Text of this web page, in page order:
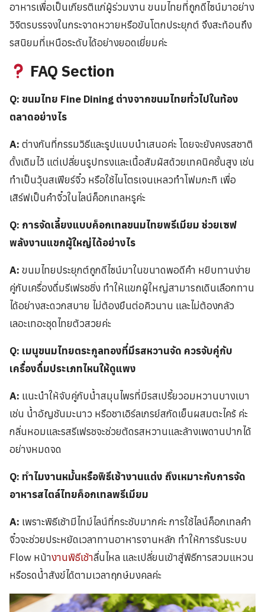
อาหารเพื่อเป็นเกียรติแก่ผู้ร่วมงาน ขนมไทยที่ถูกดีไซน์มาอย่าง
วิจิตรบรรจงในกระจาดหวายหรือขันโตกประยุกต์ จึงสะท้อนถึง
รสนิยมที่เหนือระดับได้อย่างยอดเยี่ยมค่ะ
FAQ Section
Q: ขนมไทย Fine Dining ต่างจากขนมไทยทั่วไปในท้อง
ตลาดอย่างไร
A: ต่างกันที่กรรมวิธีและรูปแบบนำเสนอค่ะ โดยจะยังคงรสชาติ
ดั้งเดิมไว้ แต่เปลี่ยนรูปทรงและเนื้อสัมผัสด้วยเทคนิคชั้นสูง เช่น
ทำเป็นวุ้นสเฟียร์จิ๋ว หรือใช้ไนโตรเจนเหลวทำโฟมกะทิ เพื่อ
เสิร์ฟเป็นคำจิ๋วในไลน์ค็อกเทลหรูค่ะ
Q: การจัดเลี้ยงแบบค็อกเทลขนมไทยพรีเมียม ช่วยเซฟ
พลังงานแขกผู้ใหญ่ได้อย่างไร
A: ขนมไทยประยุกต์ถูกดีไซน์มาในขนาดพอดีคำ หยิบทานง่าย
คู่กับเครื่องดื่มรีเฟรชชิ่ง ทำให้แขกผู้ใหญ่สามารถเดินเลือกทาน
ได้อย่างสะดวกสบาย ไม่ต้องยืนต่อคิวนาน และไม่ต้องกลัว
เลอะเทอะชุดไทยตัวสวยค่ะ
Q: เมนูขนมไทยตระกูลทองที่มีรสหวานจัด ควรจับคู่กับ
เครื่องดื่มประเภทไหนให้ดูแพง
A: แนะนำให้จับคู่กับน้ำสมุนไพรที่มีรสเปรี้ยวอมหวานบางเบา
เช่น น้ำอัญชันมะนาว หรือชาเอิร์ลเกรย์สกัดเย็นผสมตะไคร้ ค่ะ
กลิ่นหอมและรสรีเฟรชจะช่วยตัดรสหวานและล้างเพดานปากได้
อย่างหมดจด
Q: ทำไมงานหมั้นหรือพิธีเช้างานแต่ง ถึงเหมาะกับการจัด
อาหารสไตล์ไทยค็อกเทลพรีเมียม
A: เพราะพิธีเช้ามีไทม์ไลน์ที่กระชับมากค่ะ การใช้ไลน์ค็อกเทลคำ
จิ๋วจะช่วยประหยัดเวลาทานอาหารจานหลัก ทำให้การรันระบบ
Flow หน้างานพิธีเช้าลื่นไหล และเปลี่ยนเข้าสู่พิธีการสวมแหวน
หรือรดน้ำสังข์ได้ตามเวลาฤกษ์มงคลค่ะ